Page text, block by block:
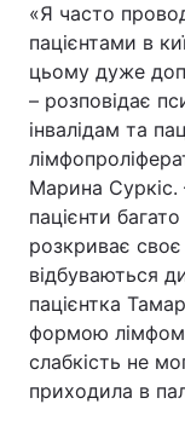
«Я часто
пацієнтами в
цьому дуже
– розповідає
інвалідам та
Марина
пацієнти
розкриває своє
відбуваються
пацієнтка
формою
слабкість не
приходила в